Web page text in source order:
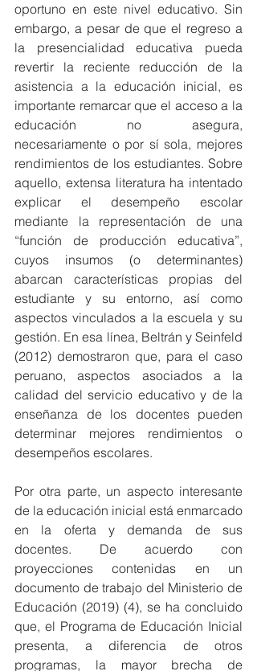
oportuno en este nivel educativo. Sin
embargo, a pesar de que el regreso a
la presencialidad educativa pueda
revertir la reciente reducción de la
asistencia a la educación inicial, es
importante remarcar que el acceso a la
educación no asegura,
necesariamente o por sí sola, mejores
rendimientos de los estudiantes. Sobre
aquello, extensa literatura ha intentado
explicar el desempeño escolar
mediante la representación de una
“función de producción educativa”,
cuyos insumos (o determinantes)
abarcan características propias del
estudiante y su entorno, así como
aspectos vinculados a la escuela y su
gestión. En esa línea, Beltrán y Seinfeld
(2012) demostraron que, para el caso
peruano, aspectos asociados a la
calidad del servicio educativo y de la
enseñanza de los docentes pueden
determinar mejores rendimientos o
desempeños escolares.
Por otra parte, un aspecto interesante
de la educación inicial está enmarcado
en la oferta y demanda de sus
docentes. De acuerdo con
proyecciones contenidas en un
documento de trabajo del Ministerio de
Educación (2019) (4), se ha concluido
que, el Programa de Educación Inicial
presenta, a diferencia de otros
programas, la mayor brecha de